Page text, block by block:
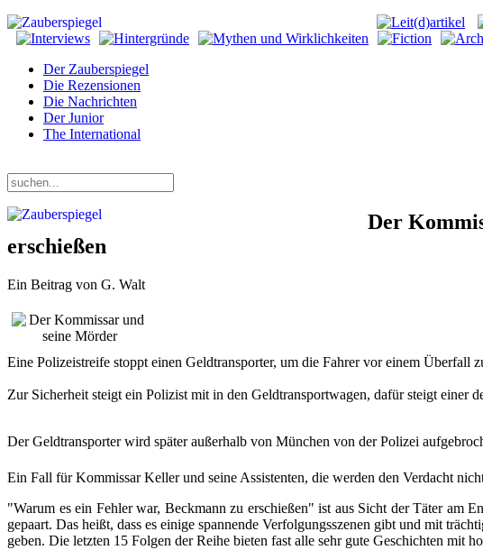
Der Zauberspiegel
Die Rezensionen
Die Nachrichten
Der Junior
The International
Der
erschießen
Ein Beitrag von G. Walt
Eine Polizeistreife stoppt einen Geldtransporter, um die Fahrer vor einem Überfall
Zur Sicherheit steigt ein Polizist mit in den Geldtransportwagen, dafür steigt einer
Der Geldtransporter wird später außerhalb von München von der Polizei
Ein Fall für Kommissar Keller und seine Assistenten, die werden den Verdacht
"Warum es ein Fehler war, Beckmann zu erschießen" ist aus Sicht der Täter am
gepaart. Das heißt, dass es einige spannende Verfolgungsszenen gibt und mit
geben. Die letzten 15 Folgen der Reihe bieten fast alle sehr gute Geschichten mit